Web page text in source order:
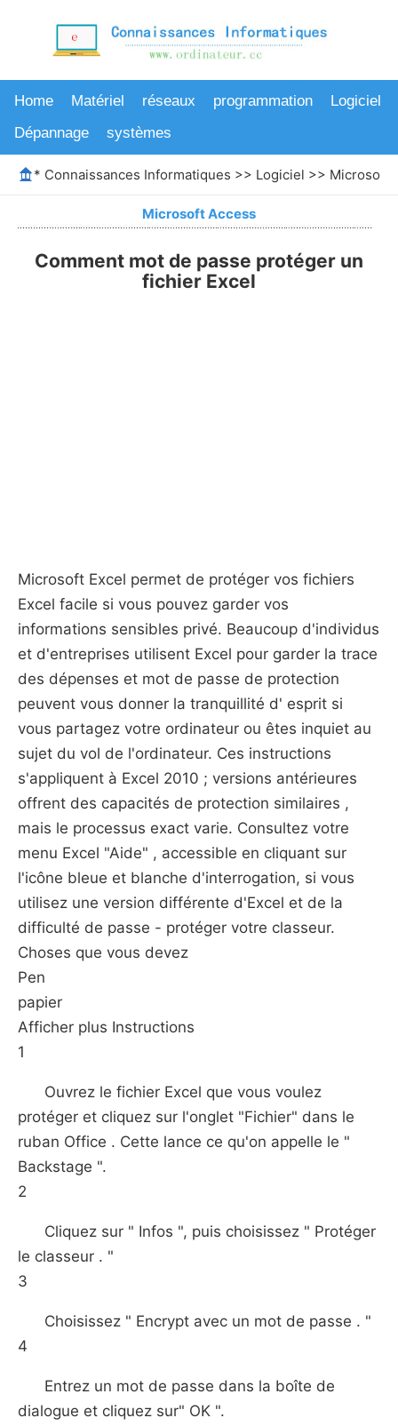
Home Matériel réseaux programmation
Logiciel
Dépannage
systèmes
* Connaissances Informatiques >> Logiciel >> Microsoft
Microsoft Access
Comment mot de passe protéger un
fichier Excel
Microsoft Excel permet de protéger vos fichiers
Excel facile si vous pouvez garder vos
informations sensibles privé. Beaucoup d'individus
et d'entreprises utilisent Excel pour garder la trace
des dépenses et mot de passe de protection
peuvent vous donner la tranquillité d' esprit si
vous partagez votre ordinateur ou êtes inquiet au
sujet du vol de l'ordinateur. Ces instructions
s'appliquent à Excel 2010 ; versions antérieures
offrent des capacités de protection similaires ,
mais le processus exact varie. Consultez votre
menu Excel "Aide" , accessible en cliquant sur
l'icône bleue et blanche d'interrogation, si vous
utilisez une version différente d'Excel et de la
difficulté de passe - protéger votre classeur.
Choses que vous devez
Pen
papier
Afficher plus Instructions
1
Ouvrez le fichier Excel que vous voulez
protéger et cliquez sur l'onglet "Fichier" dans le
ruban Office . Cette lance ce qu'on appelle le "
Backstage ".
2
Cliquez sur " Infos ", puis choisissez " Protéger
le classeur . "
3
Choisissez " Encrypt avec un mot de passe . "
4
Entrez un mot de passe dans la boîte de
dialogue et cliquez sur" OK ".